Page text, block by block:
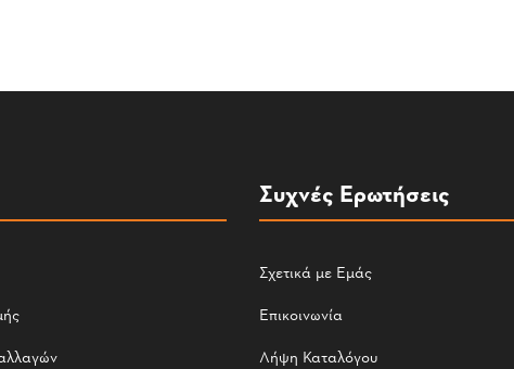
Συχνές Ερωτήσεις
Σχετικά με Εμάς
Επικοινωνία
Λήψη Καταλόγου